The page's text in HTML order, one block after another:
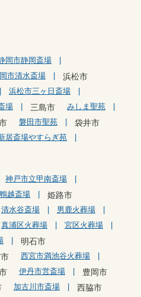
岡市静岡斎場
市清水斎場 浜松市
浜松市三ヶ日斎場
場 三島市 みしま聖苑
磐田市聖苑 袋井市
居斎場やすらぎ苑
神戸市立甲南斎場
越斎場 姫路市
清水谷斎場
男鹿火葬場
真浦区火葬場 宮区火葬場
明石市
西宮市満池谷火葬場
伊丹市営斎場 豊岡市
加古川市斎場 西脇市